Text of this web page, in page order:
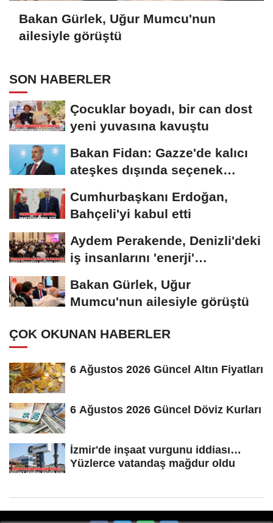
Bakan Gürlek, Uğur Mumcu'nun
ailesiyle görüştü
SON HABERLER
Çocuklar boyadı, bir can dost
yeni yuvasına kavuştu
Bakan Fidan: Gazze'de kalıcı
ateşkes dışında seçenek
Cumhurbaşkanı Erdoğan,
Bahçeli'yi kabul etti
Aydem Perakende, Denizli'deki
iş insanlarını 'enerji'
Bakan Gürlek, Uğur
Mumcu'nun ailesiyle görüştü
ÇOK OKUNAN HABERLER
6 Ağustos 2026 Güncel Altın Fiyatları
6 Ağustos 2026 Güncel Döviz Kurları
İzmir'de inşaat vurgunu iddiası…
Yüzlerce vatandaş mağdur oldu